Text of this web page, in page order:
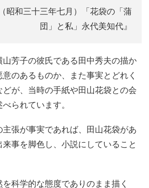
昭和三十三年七月）「花袋の「蒲
団」と私」永代美知代』
山芳子の彼氏である田中秀夫の描か
のあるものか、また事実とどれく
どが、当時の手紙や田山花袋との会
られています。
張が事実であれば、田山花袋があ
事を脚色し、小説にしていること
科学的な態度でありのまま描く